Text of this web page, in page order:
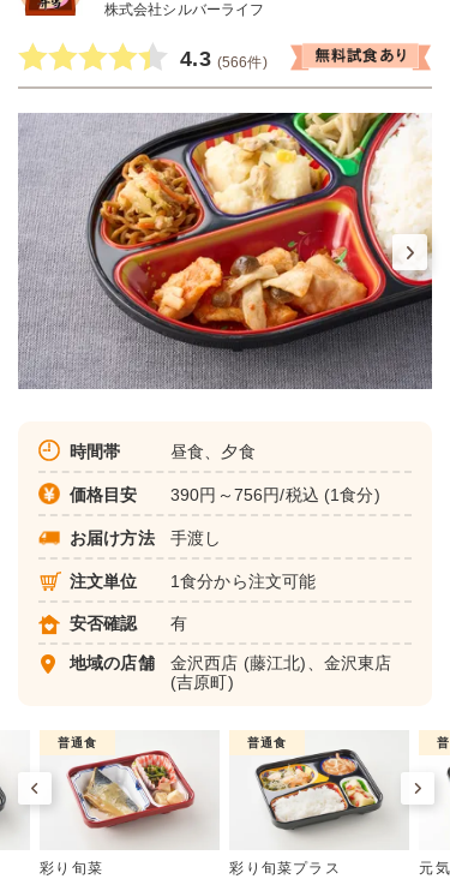
株式会社シルバーライフ
4.3 (566件)
時間帯 昼食、夕食
価格目安 390円～756円/税込 (1食分)
お届け方法 手渡し
注文単位 1食分から注文可能
安否確認 有
地域の店舗 金沢西店 (藤江北)、 金沢東店
(吉原町)
普通食
彩り旬菜
普通食
彩り旬菜プラス
元